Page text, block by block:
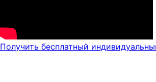
Получить бесплатный